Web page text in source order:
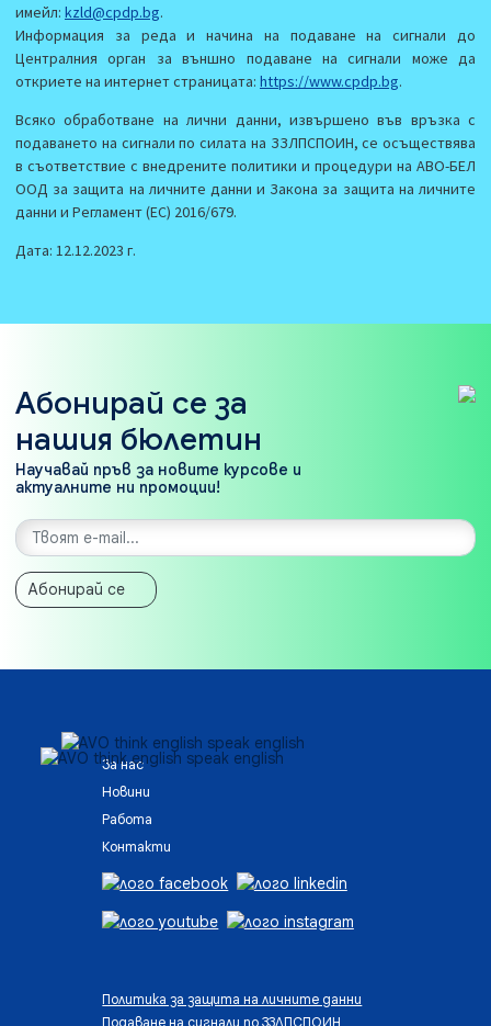
имейл: kzld@cpdp.bg.
Информация за реда и начина на подаване на сигнали до
Централния орган за външно подаване на сигнали може да
откриете на интернет страницата: https://www.cpdp.bg.
Всяко обработване на лични данни, извършено във връзка с
подаването на сигнали по силата на ЗЗЛПСПОИН, се осъществява
в съответствие с внедрените политики и процедури на АВО-БЕЛ
ООД за защита на личните данни и Закона за защита на личните
данни и Регламент (ЕС) 2016/679.
Дата: 12.12.2023 г.
Абонирай се за
нашия бюлетин
Научавай пръв за новите курсове и
актуалните ни промоции!
Абонирай се
За нас
Новини
Работа
Контакти
Политика за защита на личните данни